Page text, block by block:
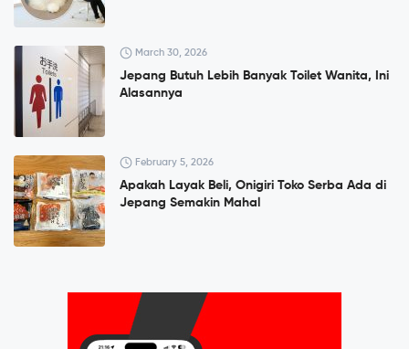
March 30, 2026
Jepang Butuh Lebih Banyak Toilet Wanita, Ini
Alasannya
February 5, 2026
Apakah Layak Beli, Onigiri Toko Serba Ada di
Jepang Semakin Mahal